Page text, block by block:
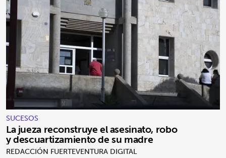
SUCESOS
La jueza reconstruye el asesinato, robo
y descuartizamiento de su madre
REDACCIÓN FUERTEVENTURA DIGITAL